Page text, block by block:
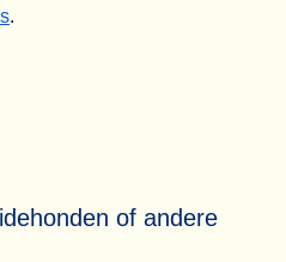
.
of andere